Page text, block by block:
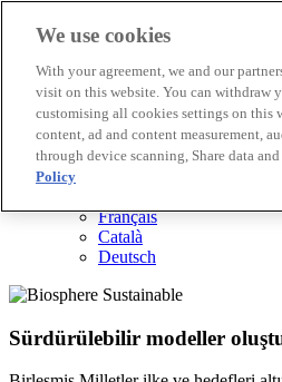
Biosphere Şirketlerini
Değerlendirmeyi nasıl yapıyoruz
Biz kimiz
TR
English
Français
Català
Deutsch
Sürdürülebilir modeller
We use cookies
With your agreement, we and our
visit on this website. You can withdraw
customising all cookies settings on this
content, ad and content measurement,
through device scanning, Share data
Policy